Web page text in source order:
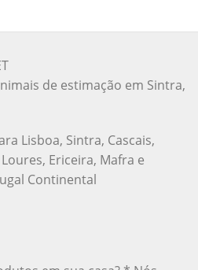
de estimação em Sintra,
Lisboa, Sintra, Cascais,
Ericeira, Mafra e
Continental